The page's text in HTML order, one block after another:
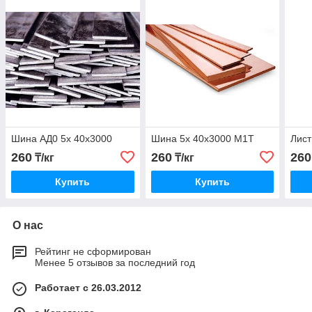
Шина АД0 5х 40x3000
260 ₸/кг
Купить
Шина 5х 40x3000 М1Т
260₸/кг
Купить
260
О нас
Рейтинг не сформирован
Менее 5 отзывов за последний год
Работает с 26.03.2012